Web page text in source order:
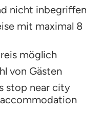
nicht inbegriffen
mit maximal 8
möglich
von Gästen
stop near city